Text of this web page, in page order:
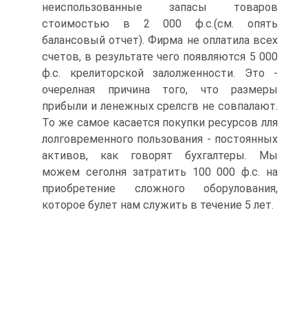
неиспользованные запасы товаров
стоимостью в 2 000 ф.с.(см. опять
балансовый отчет). Фирма не оплатила всех
счетов, в результате чего появляются 5 000
ф.с. крелиторской залолженности. Это -
очерелная причина того, что размеры
прибыли и ленежных срелсгв не совпалают.
То же самое касается покупки ресурсов лля
лолговременного пользования - постоянных
активов, как говорят бухгалтеры. Мы
можем сеголня затратить 100 000 ф.с. на
приобретение сложного оборулования,
которое булет нам служить в течение 5 лет.